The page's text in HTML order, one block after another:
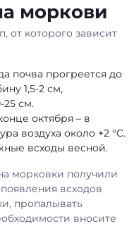
моркови
от которого зависит
почва прогреется до
1,5-2 см,
25 см.
октября – в
воздуха около +2 °C.
всходы весной.
морковки получили
всходов
пропалывать
вносите